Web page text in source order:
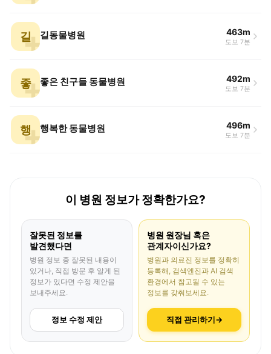
길 길동물병원 463m
도보 7분
좋 좋은 친구들 동물병원 492m
도보 7분
행 행복한 동물병원 496m
도보 7분
이 병원 정보가 정확한가요?
잘못된 정보를
발견했다면
병원 정보 중 잘못된 내용이
있거나, 직접 방문 후 알게 된
정보가 있다면 수정 제안을
보내주세요.
정보 수정 제안
병원 원장님 혹은
관계자이신가요?
병원과 의료진 정보를 정확히
등록해, 검색엔진과 AI 검색
환경에서 참고될 수 있는
정보를 갖춰보세요.
직접 관리하기→